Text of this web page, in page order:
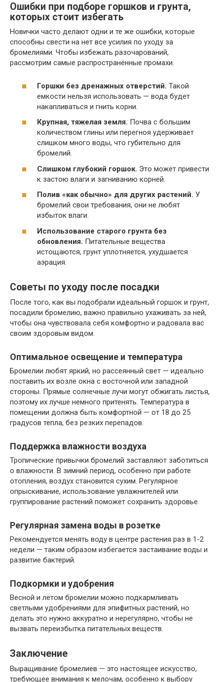
Ошибки при подборе горшков и грунта,
которых стоит избегать
Новички часто делают одни и те же ошибки, которые
способны свести на нет все усилия по уходу за
бромелиями. Чтобы избежать разочарований,
рассмотрим самые распространённые промахи.
Горшки без дренажных отверстий. Такой
емкости нельзя использовать — вода будет
накапливаться и гнить корни.
Крупная, тяжелая земля. Почва с большим
количеством глины или перегноя удерживает
слишком много воды, что губительно для
бромелий.
Слишком глубокий горшок. Это может привести
к застою влаги и загниванию корней.
Полив «как обычно» для других растений. У
бромелий свои требования, они не любят
избыток влаги.
Использование старого грунта без
обновления. Питательные вещества
истощаются, грунт уплотняется, ухудшается
аэрация.
Советы по уходу после посадки
После того, как вы подобрали идеальный горшок и грунт,
посадили бромелию, важно правильно ухаживать за ней,
чтобы она чувствовала себя комфортно и радовала вас
своим здоровым видом.
Оптимальное освещение и температура
Бромелии любят яркий, но рассеянный свет — идеально
поставить их возле окна с восточной или западной
стороны. Прямые солнечные лучи могут обжигать листья,
поэтому их лучше немного притенять. Температура в
помещении должна быть комфортной — от 18 до 25
градусов тепла, без резких перепадов.
Поддержка влажности воздуха
Тропические привычки бромелий заставляют заботиться
о влажности. В зимний период, особенно при работе
отопления, воздух становится сухим. Регулярное
опрыскивание, использование увлажнителей или
группирование растений поможет сохранить здоровье.
Регулярная замена воды в розетке
Рекомендуется менять воду в центре растения раз в 1-2
недели — таким образом избегается застаивание воды и
развитие бактерий.
Подкормки и удобрения
Весной и летом бромелии можно подкармливать
светлыми удобрениями для эпифитных растений, но
делать это нужно аккуратно и нерегулярно, чтобы не
вызвать переизбытка питательных веществ.
Заключение
Выращивание бромелиев — это настоящее искусство,
требующее внимания к мелочам, особенно к выбору